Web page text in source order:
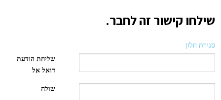
שילחו קישור זה לחבר.
סגירת חלון
שליחת הודעת
דואל אל
שולח